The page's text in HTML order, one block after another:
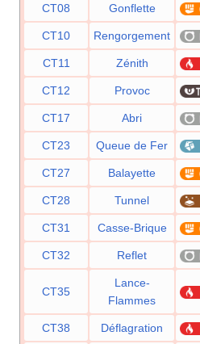
CT08 Gonflette
CT10 Rengorgement
CT11 Zénith
CT12 Provoc
CT17 Abri
CT23 Queue de Fer
CT27 Balayette
CT28 Tunnel
CT31 Casse-Brique
CT32 Reflet
CT35
Lance-
Flammes
CT38 Déflagration